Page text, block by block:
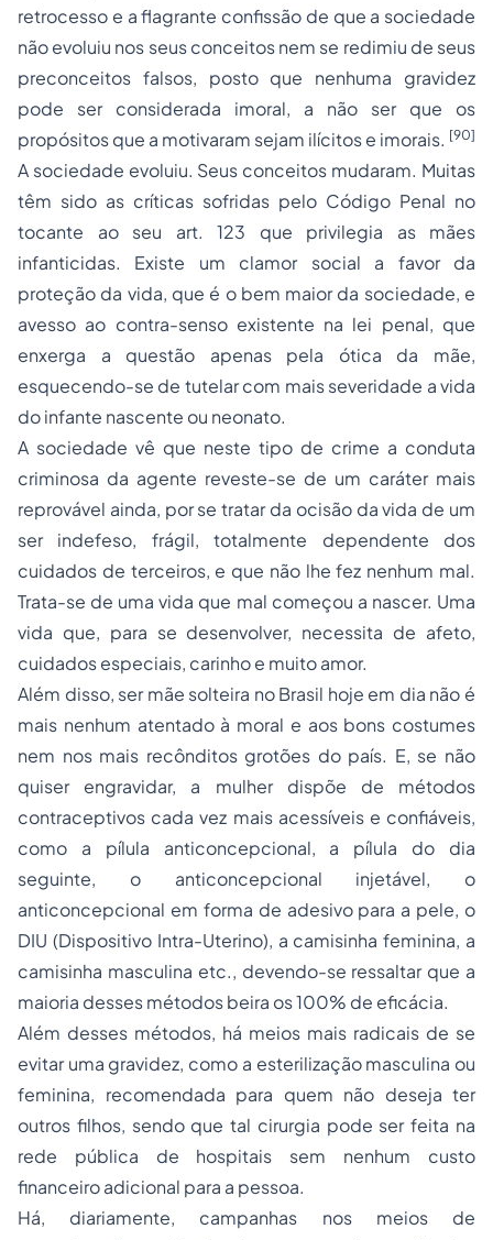
retrocesso e a flagrante confissão de que a sociedade
não evoluiu nos seus conceitos nem se redimiu de seus
preconceitos falsos, posto que nenhuma gravidez
pode ser considerada imoral, a não ser que os
propósitos que a motivaram sejam ilícitos e imorais. [90]
A sociedade evoluiu. Seus conceitos mudaram. Muitas
têm sido as críticas sofridas pelo Código Penal no
tocante ao seu art. 123 que privilegia as mães
infanticidas. Existe um clamor social a favor da
proteção da vida, que é o bem maior da sociedade, e
avesso ao contra-senso existente na lei penal, que
enxerga a questão apenas pela ótica da mãe,
esquecendo-se de tutelar com mais severidade a vida
do infante nascente ou neonato.
A sociedade vê que neste tipo de crime a conduta
criminosa da agente reveste-se de um caráter mais
reprovável ainda, por se tratar da ocisão da vida de um
ser indefeso, frágil, totalmente dependente dos
cuidados de terceiros, e que não lhe fez nenhum mal.
Trata-se de uma vida que mal começou a nascer. Uma
vida que, para se desenvolver, necessita de afeto,
cuidados especiais, carinho e muito amor.
Além disso, ser mãe solteira no Brasil hoje em dia não é
mais nenhum atentado à moral e aos bons costumes
nem nos mais recônditos grotões do país. E, se não
quiser engravidar, a mulher dispõe de métodos
contraceptivos cada vez mais acessíveis e confiáveis,
como a pílula anticoncepcional, a pílula do dia
seguinte, o anticoncepcional injetável, o
anticoncepcional em forma de adesivo para a pele, o
DIU (Dispositivo Intra-Uterino), a camisinha feminina, a
camisinha masculina etc., devendo-se ressaltar que a
maioria desses métodos beira os 100% de eficácia.
Além desses métodos, há meios mais radicais de se
evitar uma gravidez, como a esterilização masculina ou
feminina, recomendada para quem não deseja ter
outros filhos, sendo que tal cirurgia pode ser feita na
rede pública de hospitais sem nenhum custo
financeiro adicional para a pessoa.
Há, diariamente, campanhas nos meios de